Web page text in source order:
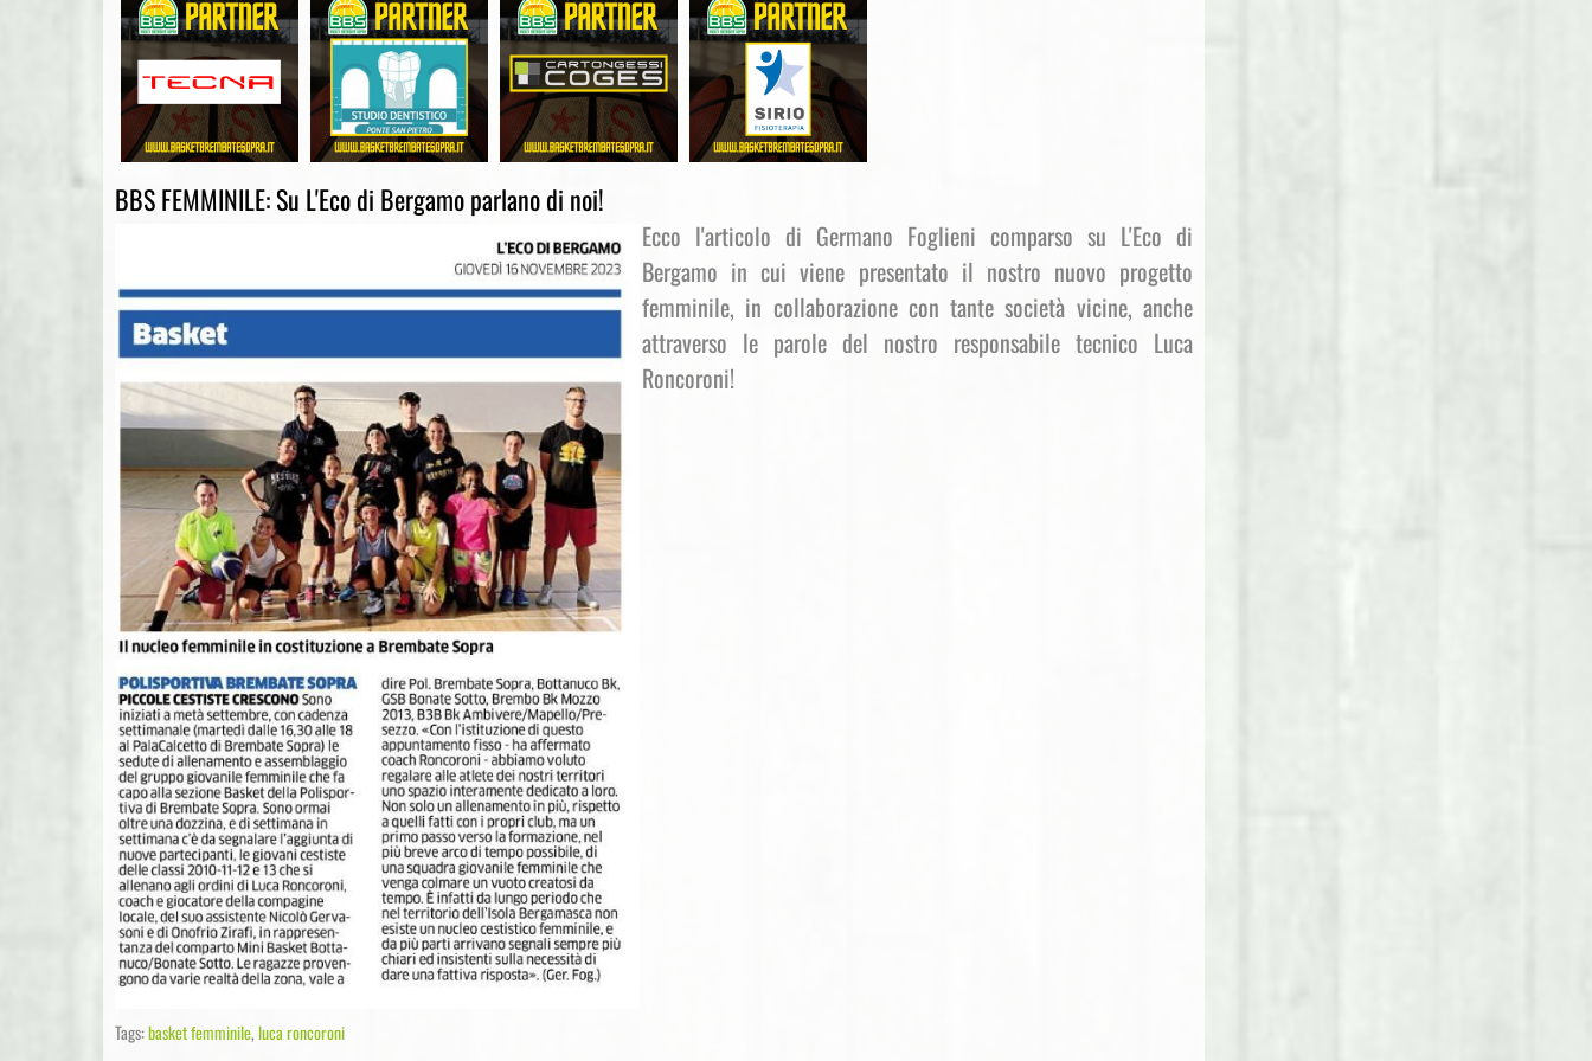
BBS FEMMINILE: Su L'Eco di Bergamo parlano di noi!
Ecco l'articolo di Germano Foglieni comparso su L'Eco di
Bergamo in cui viene presentato il nostro nuovo progetto
femminile, in collaborazione con tante società vicine, anche
attraverso le parole del nostro responsabile tecnico Luca
Roncoroni!
Tags:basket femminile,luca roncoroni